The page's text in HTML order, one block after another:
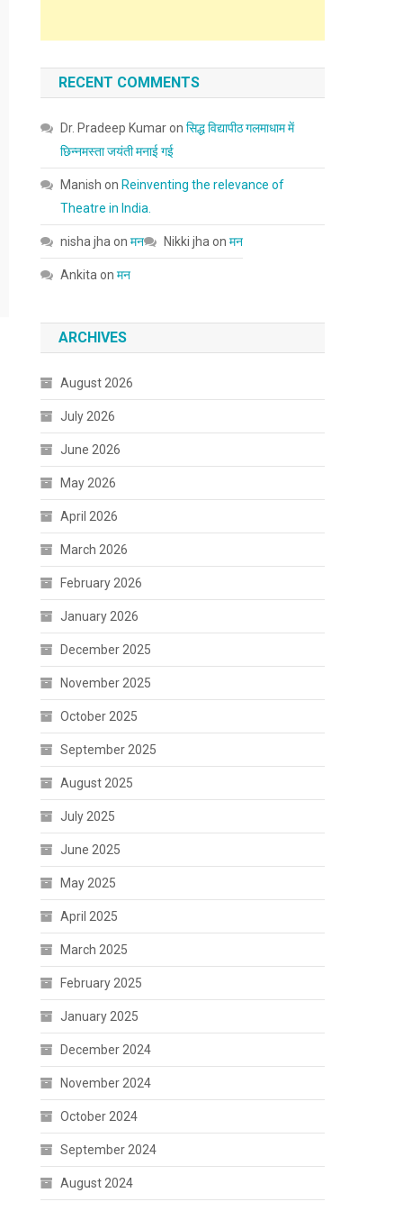
RECENT COMMENTS
Dr. Pradeep Kumaronसिद्ध विद्यापीठ गलमाधाम में
छिन्नमस्ता जयंती मनाई गई
Manish on Reinventing the relevance of
Theatre in India.
nisha jha onमन Nikki jha onमन
Ankita onमन
ARCHIVES
August 2026
July 2026
June 2026
May 2026
April 2026
March 2026
February 2026
January 2026
December 2025
November 2025
October 2025
September 2025
August 2025
July 2025
June 2025
May 2025
April 2025
March 2025
February 2025
January 2025
December 2024
November 2024
October 2024
September 2024
August 2024